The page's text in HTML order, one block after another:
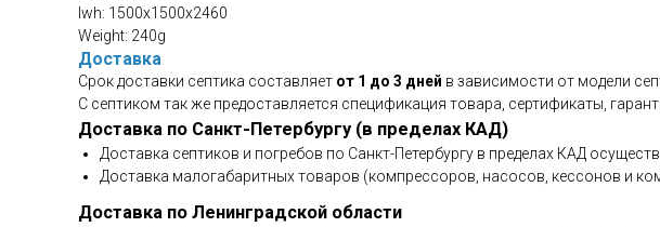
lwh: 1500x1500x2460
Weight: 240g
Доставка
Срок доставки септика составляет от 1 до 3 дней в зависимости от модели
С септиком так же предоставляется спецификация товара, сертификаты,
Доставка по Санкт-Петербургу (в пределах КАД)
Доставка септиков и погребов по Санкт-Петербургу в пределах КАД
Доставка малогабаритных товаров (компрессоров, насосов, кессонов и
Доставка по Ленинградской области